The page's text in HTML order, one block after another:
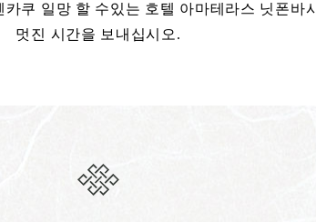
카쿠 일망 할 수있는 호텔 아마테라스 닛폰바시
멋진 시간을 보내십시오.